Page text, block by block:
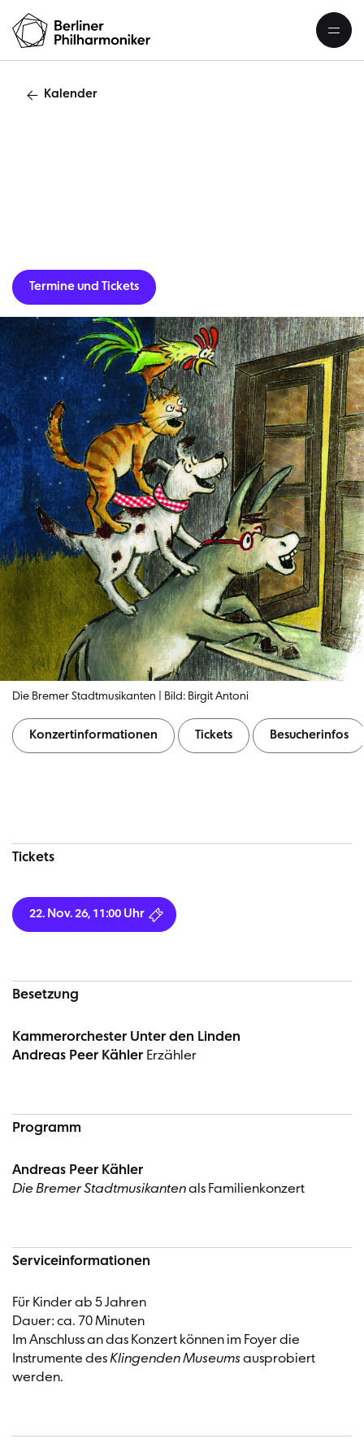
Kalender
Termine und Tickets
Die Bremer Stadtmusikanten | Bild: Birgit Antoni
Konzertinformationen Tickets Besucherinfos
Tickets
22. Nov. 26, 11:00 Uhr
Besetzung
Kammerorchester Unter den Linden
Andreas Peer Kähler Erzähler
Programm
Andreas Peer Kähler
Die Bremer Stadtmusikantenals Familienkonzert
Serviceinformationen
Für Kinder ab 5 Jahren
Dauer: ca. 70 Minuten
Im Anschluss an das Konzert können im Foyer die
Instrumente desKlingenden Museumsausprobiert
werden.